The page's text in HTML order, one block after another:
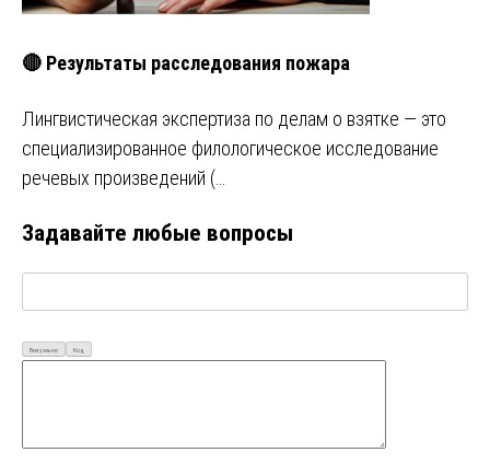
🔴 Результаты расследования пожара
Лингвистическая экспертиза по делам о взятке — это
специализированное филологическое исследование
речевых произведений (…
Задавайте любые вопросы
Визуально Код